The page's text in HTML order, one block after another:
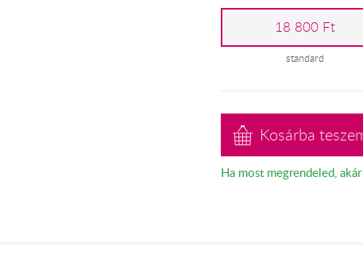
18 800 Ft
standard
Kosárba
Ha most megrendeled,